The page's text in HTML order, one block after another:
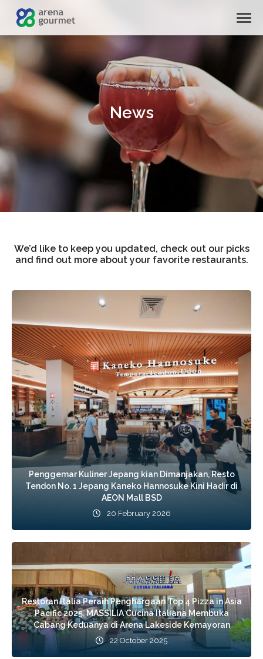
News
We’d like to keep you updated, check out our picks
and find out more about your favorite restaurants.
Penggemar Kuliner Jepang kian Dimanjakan, Resto
Tendon No. 1 Jepang Kaneko Hannosuke Kini Hadir di
AEON Mall BSD
20 February 2026
Restoran Italia Peraih Penghargaan Top 4 Pizza in Asia
Pacific 2025, MASSILIA Cucina Italiana Membuka
Cabang Keduanya di Arena Lakeside Kemayoran
22 October 2025